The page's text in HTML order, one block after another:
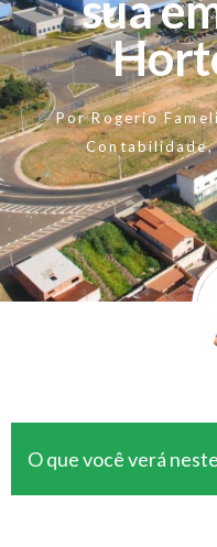
PorRogerio
Contabilidade
O que você verá